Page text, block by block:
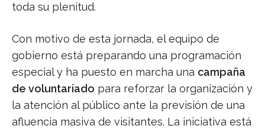
toda su plenitud.
Con motivo de esta jornada, el equipo de
gobierno está preparando una programación
especial y ha puesto en marcha una campaña
de voluntariado para reforzar la organización y
la atención al público ante la previsión de una
afluencia masiva de visitantes. La iniciativa está